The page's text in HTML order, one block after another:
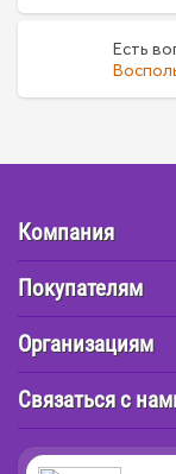
Есть
Компания
Покупателям
Организациям
Связаться с